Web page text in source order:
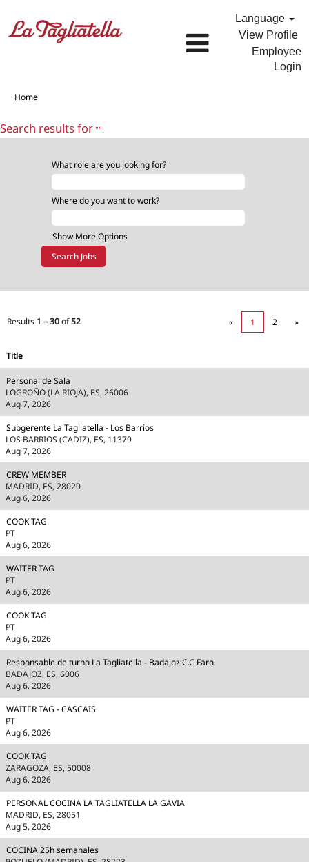
Language
View Profile
Employee
Login
Home
Search results for "".
What role are you looking for?
Where do you want to work?
Show More Options
Results 1 – 30of52 « 1 2 »
Title
Personal de Sala
LOGROÑO (LA RIOJA), ES, 26006
Aug 7, 2026
Subgerente La Tagliatella - Los Barrios
LOS BARRIOS (CADIZ), ES, 11379
Aug 7, 2026
CREW MEMBER
MADRID, ES, 28020
Aug 6, 2026
COOK TAG
PT
Aug 6, 2026
WAITER TAG
PT
Aug 6, 2026
COOK TAG
PT
Aug 6, 2026
Responsable de turno La Tagliatella - Badajoz C.C Faro
BADAJOZ, ES, 6006
Aug 6, 2026
WAITER TAG - CASCAIS
PT
Aug 6, 2026
COOK TAG
ZARAGOZA, ES, 50008
Aug 6, 2026
PERSONAL COCINA LA TAGLIATELLA LA GAVIA
MADRID, ES, 28051
Aug 5, 2026
COCINA 25h semanales